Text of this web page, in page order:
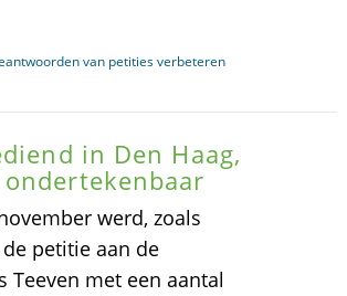
van petities verbeteren
in Den Haag,
werd, zoals
petitie aan de
Teeven met een aantal